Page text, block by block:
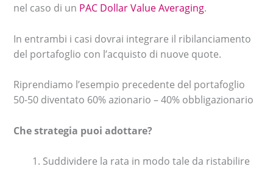
nel caso di un PAC Dollar Value Averaging.
In entrambi i casi dovrai integrare il ribilanciamento
del portafoglio con l’acquisto di nuove quote.
Riprendiamo l’esempio precedente del portafoglio
50-50 diventato 60% azionario – 40% obbligazionario
Che strategia puoi adottare?
Suddividere la rata in modo tale da ristabilire